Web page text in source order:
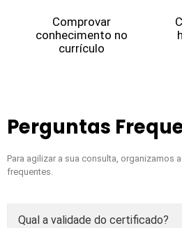
Comprovar
conhecimento no
currículo
Perguntas
Para agilizar a sua consulta, organizamos
frequentes.
Qual a validade do certificado?